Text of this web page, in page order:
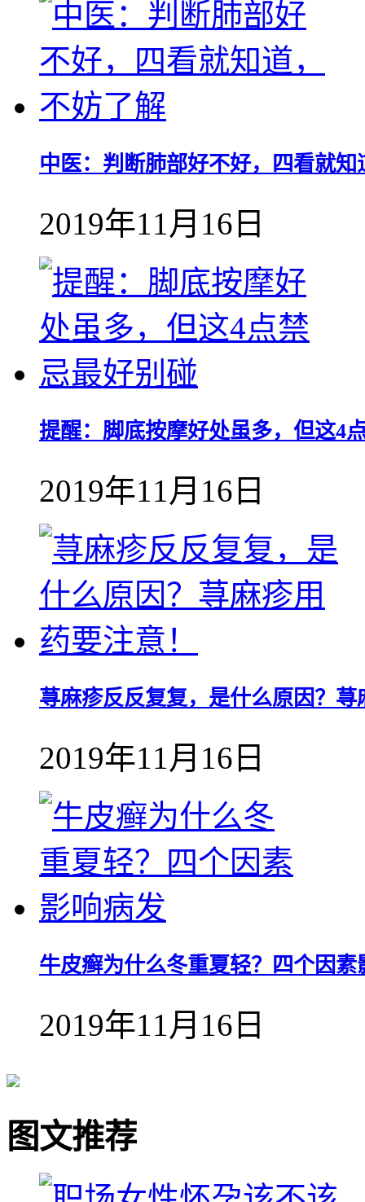
中医：判断肺部好不好，四看就知
2019年11月16日
提醒：脚底按摩好处虽多，但这4
2019年11月16日
荨麻疹反反复复，是什么原因？
2019年11月16日
牛皮癣为什么冬重夏轻？四个因素
2019年11月16日
图文推荐